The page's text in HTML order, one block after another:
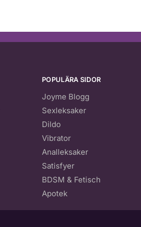
POPULÄRA SIDOR
Joyme Blogg
Sexleksaker
Dildo
Vibrator
Analleksaker
Satisfyer
BDSM & Fetisch
Apotek